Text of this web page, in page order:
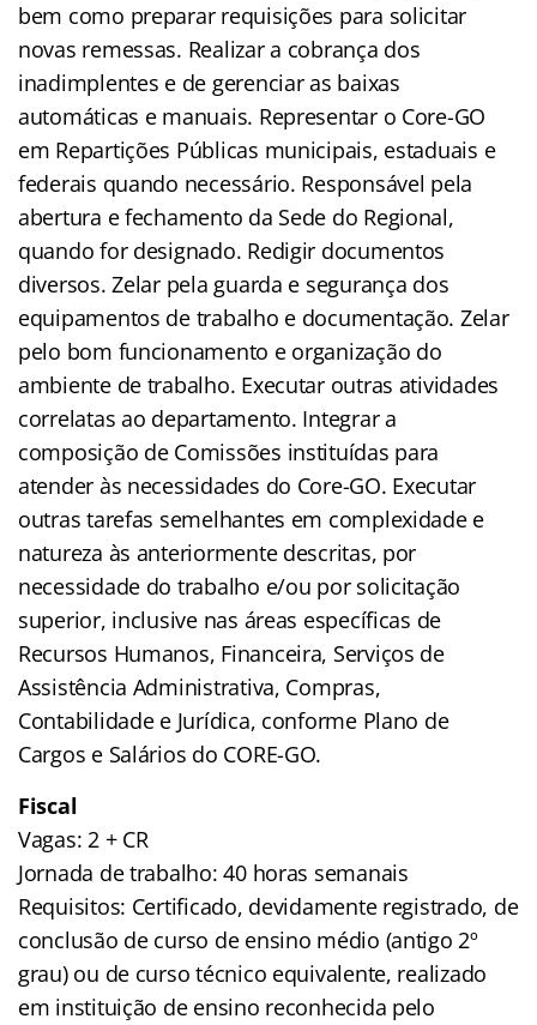
bem como preparar requisições para solicitar
novas remessas. Realizar a cobrança dos
inadimplentes e de gerenciar as baixas
automáticas e manuais. Representar o Core-GO
em Repartições Públicas municipais, estaduais e
federais quando necessário. Responsável pela
abertura e fechamento da Sede do Regional,
quando for designado. Redigir documentos
diversos. Zelar pela guarda e segurança dos
equipamentos de trabalho e documentação. Zelar
pelo bom funcionamento e organização do
ambiente de trabalho. Executar outras atividades
correlatas ao departamento. Integrar a
composição de Comissões instituídas para
atender às necessidades do Core-GO. Executar
outras tarefas semelhantes em complexidade e
natureza às anteriormente descritas, por
necessidade do trabalho e/ou por solicitação
superior, inclusive nas áreas específicas de
Recursos Humanos, Financeira, Serviços de
Assistência Administrativa, Compras,
Contabilidade e Jurídica, conforme Plano de
Cargos e Salários do CORE-GO.
Fiscal
Vagas: 2 + CR
Jornada de trabalho: 40 horas semanais
Requisitos: Certificado, devidamente registrado, de
conclusão de curso de ensino médio (antigo 2º
grau) ou de curso técnico equivalente, realizado
em instituição de ensino reconhecida pelo